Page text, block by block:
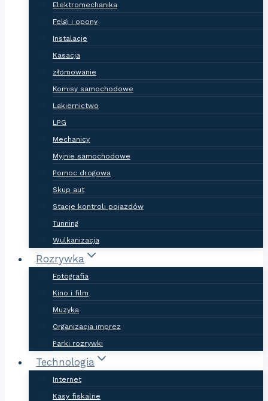
Elektromechanika
Felgi i opony
Instalacje
Kasacja
złomowanie
Komisy samochodowe
Lakiernictwo
LPG
Mechanicy
Myjnie samochodowe
Pomoc drogowa
Skup aut
Stacje kontroli pojazdów
Tunning
Wulkanizacja
Rozrywka
Fotografia
Kino i film
Muzyka
Organizacja imprez
Parki rozrywki
Technologia
Internet
Kasy fiskalne